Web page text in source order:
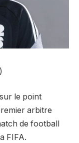
le point
arbitre
de football
FIFA.